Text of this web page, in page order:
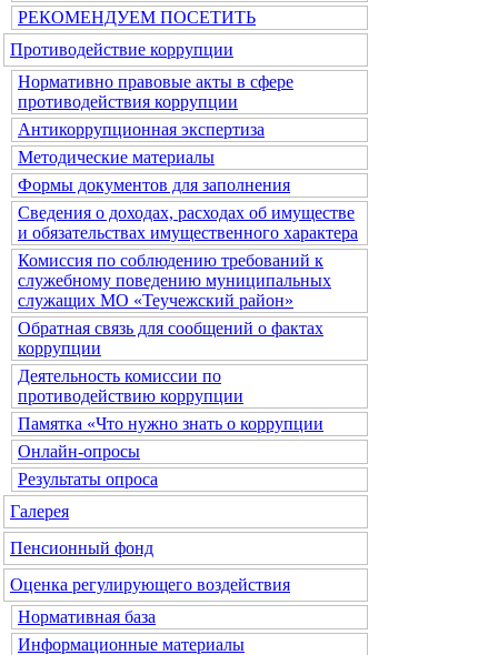
РЕКОМЕНДУЕМ ПОСЕТИТЬ
Противодействие коррупции
Нормативно правовые акты в сфере
противодействия коррупции
Антикоррупционная экспертиза
Методические материалы
Формы документов для заполнения
Сведения о доходах, расходах об имуществе
и обязательствах имущественного характера
Комиссия по соблюдению требований к
служебному поведению муниципальных
служащих МО «Теучежский район»
Обратная связь для сообщений о фактах
коррупции
Деятельность комиссии по
противодействию коррупции
Памятка «Что нужно знать о коррупции
Онлайн-опросы
Результаты опроса
Галерея
Пенсионный фонд
Оценка регулирующего воздействия
Нормативная база
Информационные материалы